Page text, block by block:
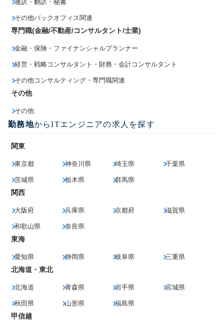
通訳・翻訳・秘書
その他バックオフィス関連
専門職(金融/不動産/コンサルタント/士業)
金融・保険・ファイナンシャルプランナー
経営・戦略コンサルタント・財務・会計コンサルタント
その他コンサルティング・専門職関連
その他
その他
勤務地からITエンジニアの求人を探す
関東
東京都 神奈川県 埼玉県 千葉県
茨城県 栃木県 群馬県
関西
大阪府 兵庫県 京都府 滋賀県
和歌山県 奈良県
東海
愛知県 静岡県 岐阜県 三重県
北海道・東北
北海道 青森県 岩手県 宮城県
秋田県 山形県 福島県
甲信越